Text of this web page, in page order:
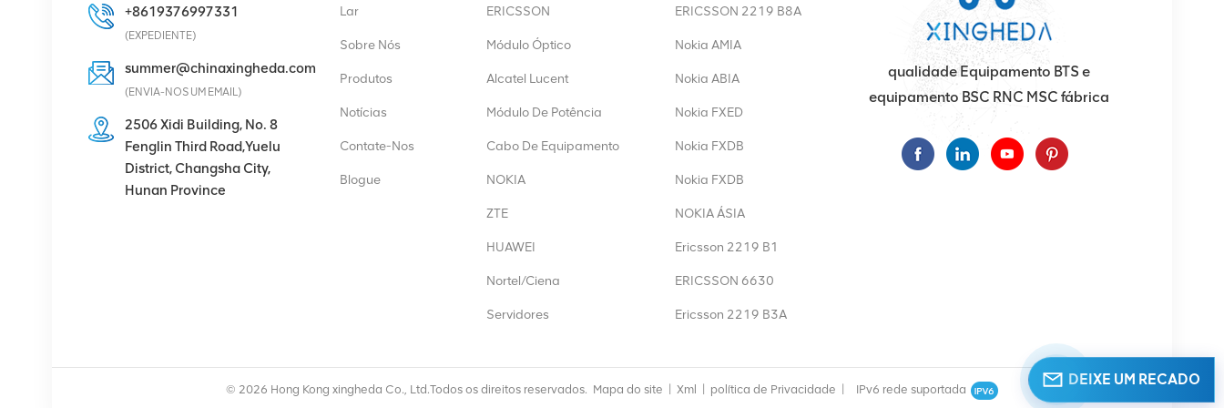
Eltek Flatpack2
48/2000 Módulo
retificador HE 48V
2000W
comunicação Eltek
+8619376997331
(EXPEDIENTE)
summer@chinaxingheda.com
(ENVIA-NOS UM EMAIL)
2506 Xidi Building, No. 8
Fenglin Third Road,Yuelu
District, Changsha City,
Hunan Province
Lar
Sobre Nós
Produtos
Notícias
Contate-Nos
Blogue
ERICSSON
Módulo Óptico
Alcatel Lucent
Módulo De Potência
Cabo De Equipamento
NOKIA
ZTE
HUAWEI
Nortel/Ciena
Servidores
ERICSSON 2219 B8A
Nokia AMIA
Nokia ABIA
Nokia FXED
Nokia FXDB
Nokia FXDB
NOKIA ÁSIA
Ericsson 2219 B1
ERICSSON 6630
Ericsson 2219 B3A
qualidade Equipamento BTS e
equipamento BSC RNC MSC fábrica
© 2026 Hong Kong xingheda Co., Ltd.Todos os direitos reservados. Mapa do site Xml política de Privacidade IPv6 rede suportada
DEIXE UM RECADO